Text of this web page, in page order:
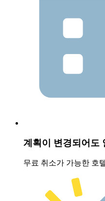
계획이 변경되어도
무료 취소가 가능한 호